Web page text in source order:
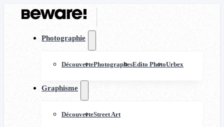
Photographie
DécouvertePhotographesEdito PhotoUrbex
Graphisme
DécouverteStreet Art